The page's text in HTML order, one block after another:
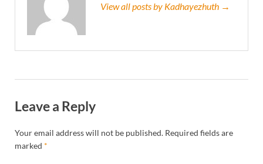
View all posts by Kadhayezhuth →
Leave a Reply
Your email address will not be published. Required fields are
marked *